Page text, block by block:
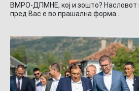
ВМРО-ДПМНЕ, кој и зошто? Насловот
пред Вас е во прашална форма…